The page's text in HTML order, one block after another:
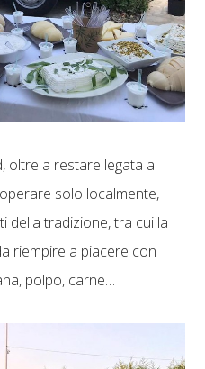
oltre a restare legata al
solo localmente,
della tradizione, tra cui la
riempire a piacere con
polpo, carne…